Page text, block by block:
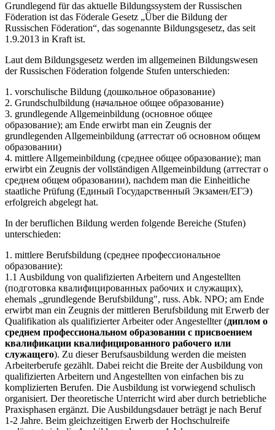
Grundlegend für das aktuelle Bildungssystem der Russischen
Föderation ist das Föderale Gesetz „Über die Bildung der
Russischen Föderation“, das sogenannte Bildungsgesetz, das seit
1.9.2013 in Kraft ist.
Laut dem Bildungsgesetz werden im allgemeinen Bildungswesen
der Russischen Föderation folgende Stufen unterschieden:
1. vorschulische Bildung (дошкольное образование)
2. Grundschulbildung (начальное общее образование)
3. grundlegende Allgemeinbildung (основное общее
образование); am Ende erwirbt man ein Zeugnis der
grundlegenden Allgemeinbildung (аттестат об основном общем
образовании)
4. mittlere Allgemeinbildung (среднее общее образование); man
erwirbt ein Zeugnis der vollständigen Allgemeinbildung (аттестат о
среднем общем образовании), nachdem man die Einheitliche
staatliche Prüfung (Единый Государственный Экзамен/ЕГЭ)
erfolgreich abgelegt hat.
In der beruflichen Bildung werden folgende Bereiche (Stufen)
unterschieden:
1. mittlere Berufsbildung (среднее профессиональное
образование):
1.1 Ausbildung von qualifizierten Arbeitern und Angestellten
(подготовка квалифицированных рабочих и служащих),
ehemals „grundlegende Berufsbildung", russ. Abk. NPO; am Ende
erwirbt man ein Zeugnis der mittleren Berufsbildung mit Erwerb der
Qualifikation als qualifizierter Arbeiter oder Angestellter (диплом о
среднем профессиональном образовании с присвоением
квалификации квалифицированного рабочего или
служащего). Zu dieser Berufsausbildung werden die meisten
Arbeiterberufe gezählt. Dabei reicht die Breite der Ausbildung von
qualifizierten Arbeitern und Angestellten von einfachen bis zu
komplizierten Berufen. Die Ausbildung ist vorwiegend schulisch
organisiert. Der theoretische Unterricht wird aber durch betriebliche
Praxisphasen ergänzt. Die Ausbildungsdauer beträgt je nach Beruf
1-2 Jahre. Beim gleichzeitigen Erwerb der Hochschulreife